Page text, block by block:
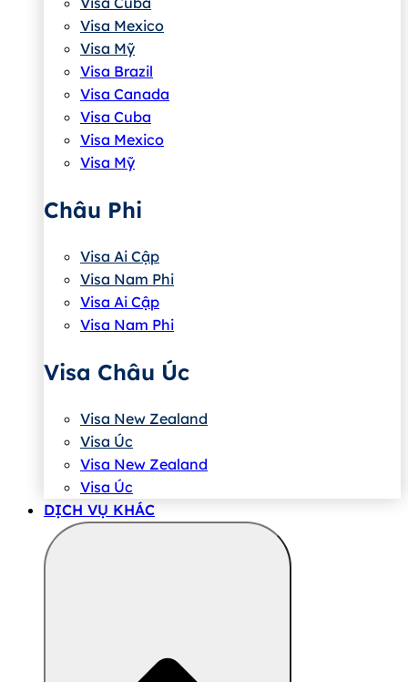
Visa Mexico
Visa Mỹ
Visa Brazil
Visa Canada
Visa Cuba
Visa Mexico
Visa Mỹ
Châu Phi
Visa Ai Cập
Visa Nam Phi
Visa Ai Cập
Visa Nam Phi
Visa Châu Úc
Visa New Zealand
Visa Úc
Visa New Zealand
Visa Úc
DỊCH VỤ KHÁC